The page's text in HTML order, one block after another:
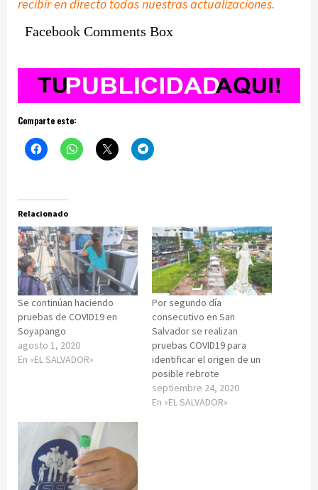
recibir en directo todas nuestras actualizaciones.
Facebook Comments Box
Comparte esto:
Relacionado
Se continúan haciendo
pruebas de COVID19 en
Soyapango
agosto 1, 2020
En «EL SALVADOR»
Por segundo día
consecutivo en San
Salvador se realizan
pruebas COVID19 para
identificar el origen de un
posible rebrote
septiembre 24, 2020
En «EL SALVADOR»